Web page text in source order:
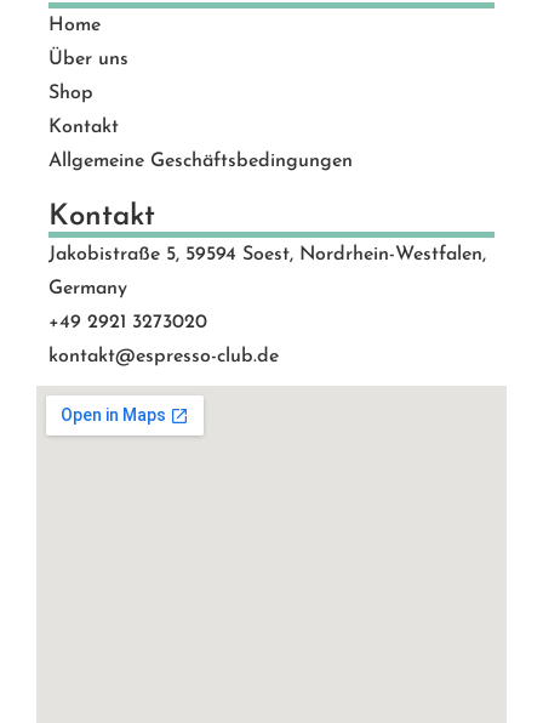
Home
Über uns
Shop
Kontakt
Allgemeine Geschäftsbedingungen
Kontakt
Jakobistraße 5, 59594 Soest, Nordrhein-Westfalen,
Germany
+49 2921 3273020
kontakt@espresso-club.de